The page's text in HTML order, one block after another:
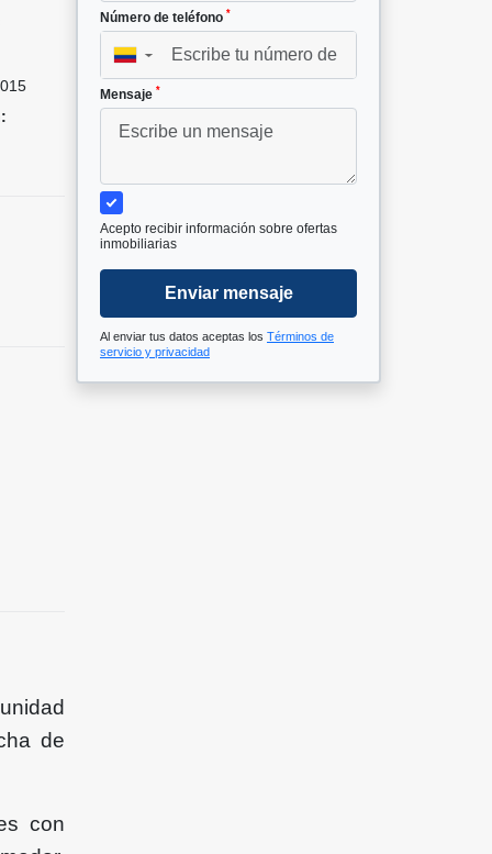
de
con
Número de teléfono *
▼
Mensaje *
Acepto recibir información sobre ofertas
inmobiliarias
Enviar mensaje
Al enviar tus datos aceptas los Términos de
servicio y privacidad